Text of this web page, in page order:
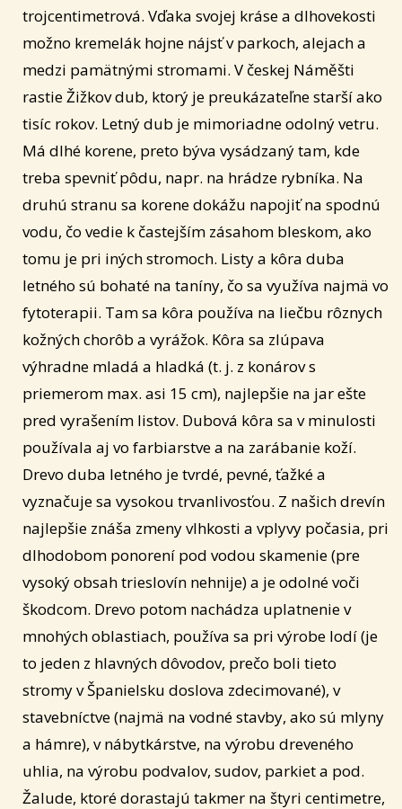
trojcentimetrová. Vďaka svojej kráse a dlhovekosti
možno kremelák hojne nájsť v parkoch, alejach a
medzi pamätnými stromami. V českej Náměšti
rastie Žižkov dub, ktorý je preukázateľne starší ako
tisíc rokov. Letný dub je mimoriadne odolný vetru.
Má dlhé korene, preto býva vysádzaný tam, kde
treba spevniť pôdu, napr. na hrádze rybníka. Na
druhú stranu sa korene dokážu napojiť na spodnú
vodu, čo vedie k častejším zásahom bleskom, ako
tomu je pri iných stromoch. Listy a kôra duba
letného sú bohaté na taníny, čo sa využíva najmä vo
fytoterapii. Tam sa kôra používa na liečbu rôznych
kožných chorôb a vyrážok. Kôra sa zlúpava
výhradne mladá a hladká (t. j. z konárov s
priemerom max. asi 15 cm), najlepšie na jar ešte
pred vyrašením listov. Dubová kôra sa v minulosti
používala aj vo farbiarstve a na zarábanie koží.
Drevo duba letného je tvrdé, pevné, ťažké a
vyznačuje sa vysokou trvanlivosťou. Z našich drevín
najlepšie znáša zmeny vlhkosti a vplyvy počasia, pri
dlhodobom ponorení pod vodou skamenie (pre
vysoký obsah trieslovín nehnije) a je odolné voči
škodcom. Drevo potom nachádza uplatnenie v
mnohých oblastiach, používa sa pri výrobe lodí (je
to jeden z hlavných dôvodov, prečo boli tieto
stromy v Španielsku doslova zdecimované), v
stavebníctve (najmä na vodné stavby, ako sú mlyny
a hámre), v nábytkárstve, na výrobu dreveného
uhlia, na výrobu podvalov, sudov, parkiet a pod.
Žalude, ktoré dorastajú takmer na štyri centimetre,